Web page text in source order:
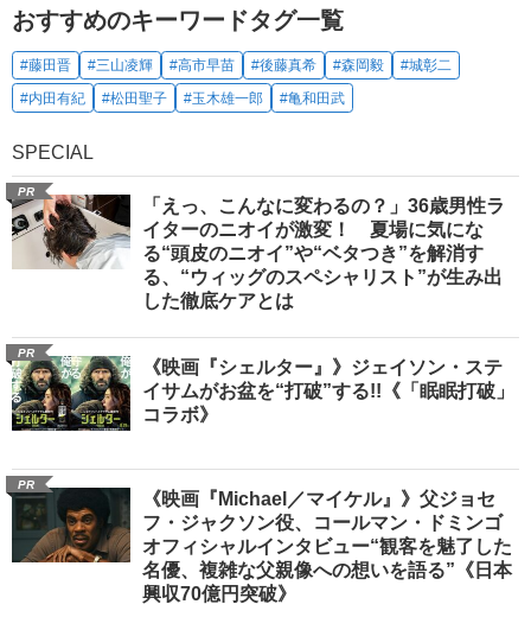
おすすめのキーワードタグ一覧
#藤田晋 #三山凌輝 #高市早苗 #後藤真希 #森岡毅
#城彰二
#内田有紀
#松田聖子 #玉木雄一郎 #亀和田武
SPECIAL
PR
「えっ、こんなに変わるの？」36歳男性ラ
イターのニオイが激変！ 夏場に気にな
る“頭皮のニオイ”や“ベタつき”を解消す
る、“ウィッグのスペシャリスト”が生み出
した徹底ケアとは
PR
《映画『シェルター』》ジェイソン・ステ
イサムがお盆を“打破”する!!《「眠眠打破」
コラボ》
PR
《映画『Michael／マイケル』》父ジョセ
フ・ジャクソン役、コールマン・ドミンゴ
オフィシャルインタビュー“観客を魅了した
名優、複雑な父親像への想いを語る”《日本
興収70億円突破》